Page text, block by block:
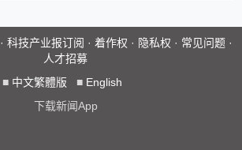
· 科技产业报订阅 · 着作权 · 隐私权 · 常见问题 ·
人才招募
■ 中文繁體版 ■ English
下载新闻App